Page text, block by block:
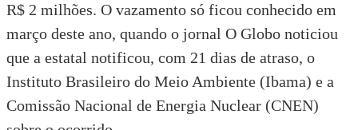
R$ 2 milhões. O vazamento só ficou conhecido em
março deste ano, quando o jornal O Globo noticiou
que a estatal notificou, com 21 dias de atraso, o
Instituto Brasileiro do Meio Ambiente (Ibama) e a
Comissão Nacional de Energia Nuclear (CNEN)